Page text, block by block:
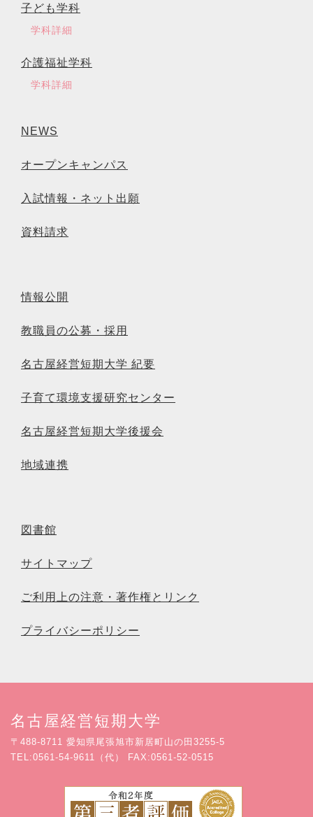
子ども学科
学科詳細
介護福祉学科
学科詳細
NEWS
オープンキャンパス
入試情報・ネット出願
資料請求
情報公開
教職員の公募・採用
名古屋経営短期大学 紀要
子育て環境支援研究センター
名古屋経営短期大学後援会
地域連携
図書館
サイトマップ
ご利用上の注意・著作権とリンク
プライバシーポリシー
名古屋経営短期大学
〒488-8711 愛知県尾張旭市新居町山の田3255-5
TEL:0561-54-9611（代） FAX:0561-52-0515